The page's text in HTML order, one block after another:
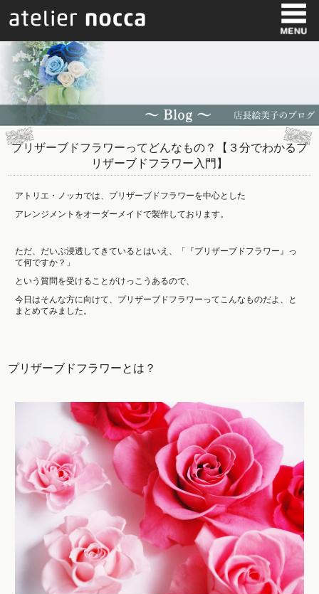
プリザーブドフラワーってどんなもの？【３分でわかるプ
リザーブドフラワー入門】
アトリエ・ノッカでは、プリザーブドフラワーを中心とした
アレンジメントをオーダーメイドで製作しております。
ただ、だいぶ浸透してきているとはいえ、「『プリザーブドフラワー』っ
て何ですか？」
という質問を受けることがけっこうあるので、
今日はそんな方に向けて、プリザーブドフラワーってこんなものだよ、と
まとめてみました。
プリザーブドフラワーとは？